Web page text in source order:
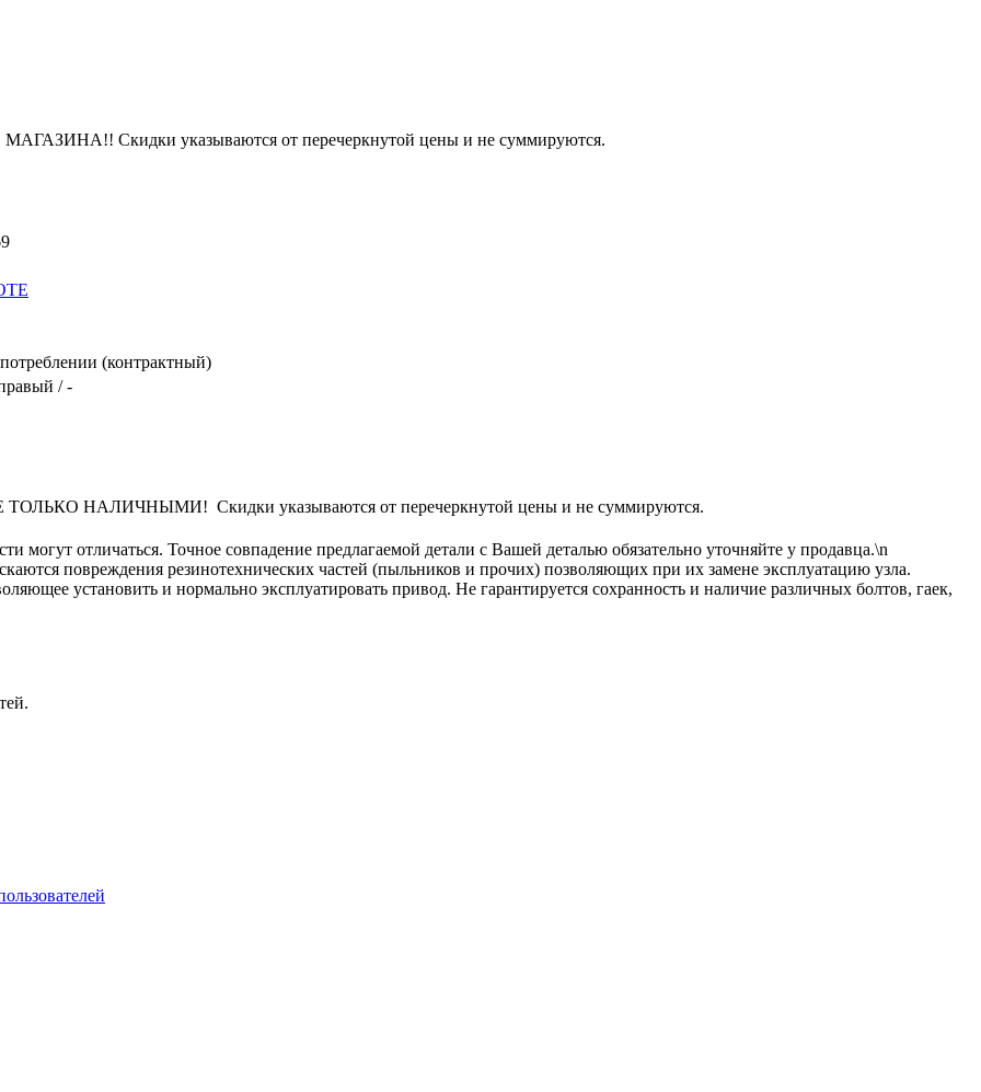
Скидки указываются от перечеркнутой цены и не суммируются.
(контрактный)
/ -
НАЛИЧНЫМИ! Скидки указываются от перечеркнутой цены и не суммируются.
могут отличаться. Точное совпадение предлагаемой детали с Вашей деталью обязательно уточняйте у продавца.\n
повреждения резинотехнических частей (пыльников и прочих) позволяющих при их замене эксплуатацию узла.
установить и нормально эксплуатировать привод. Не гарантируется сохранность и наличие различных болтов, гаек,